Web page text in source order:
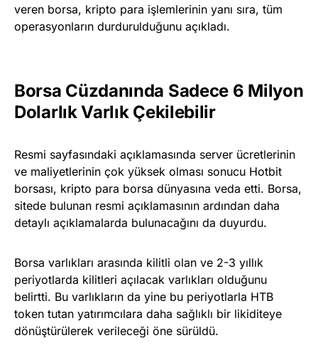
veren borsa, kripto para işlemlerinin yanı sıra, tüm
operasyonların durdurulduğunu açıkladı.
Borsa Cüzdanında Sadece 6 Milyon
Dolarlık Varlık Çekilebilir
Resmi sayfasındaki açıklamasında server ücretlerinin
ve maliyetlerinin çok yüksek olması sonucu Hotbit
borsası, kripto para borsa dünyasına veda etti. Borsa,
sitede bulunan resmi açıklamasının ardından daha
detaylı açıklamalarda bulunacağını da duyurdu.
Borsa varlıkları arasında kilitli olan ve 2-3 yıllık
periyotlarda kilitleri açılacak varlıkları olduğunu
belirtti. Bu varlıkların da yine bu periyotlarla HTB
token tutan yatırımcılara daha sağlıklı bir likiditeye
dönüştürülerek verileceği öne sürüldü.